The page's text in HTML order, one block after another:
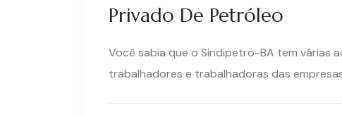
Privado De Petróleo
Você sabia que o Sindipetro-BA tem várias
trabalhadores e trabalhadoras das